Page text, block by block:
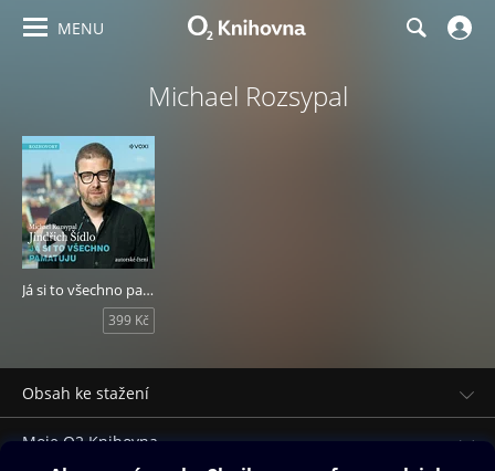
MENU
Michael Rozsypal
Já si to všechno pamatuju
399 Kč
Obsah ke stažení
Moje O2 Knihovna